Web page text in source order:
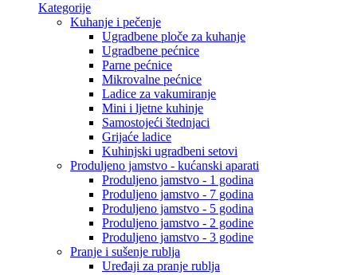
Kategorije
Kuhanje i pečenje
Ugradbene ploče za kuhanje
Ugradbene pećnice
Parne pećnice
Mikrovalne pećnice
Ladice za vakumiranje
Mini i ljetne kuhinje
Samostojeći štednjaci
Grijaće ladice
Kuhinjski ugradbeni setovi
Produljeno jamstvo - kućanski aparati
Produljeno jamstvo - 1 godina
Produljeno jamstvo - 7 godina
Produljeno jamstvo - 5 godina
Produljeno jamstvo - 2 godine
Produljeno jamstvo - 3 godine
Pranje i sušenje rublja
Uređaji za pranje rublja